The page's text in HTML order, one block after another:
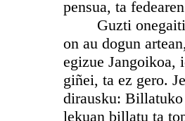
pensua, ta
Guzti onegaiti,
on au dogun
egizue Jangoikoa,
giñei, ta ez gero.
dirausku: Billatuko
lekuan billatu ta